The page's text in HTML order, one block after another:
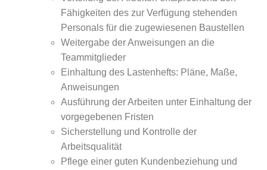
Fähigkeiten des zur Verfügung stehenden
Personals für die zugewiesenen Baustellen
Weitergabe der Anweisungen an die
Teammitglieder
Einhaltung des Lastenhefts: Pläne, Maße,
Anweisungen
Ausführung der Arbeiten unter Einhaltung der
vorgegebenen Fristen
Sicherstellung und Kontrolle der
Arbeitsqualität
Pflege einer guten Kundenbeziehung und